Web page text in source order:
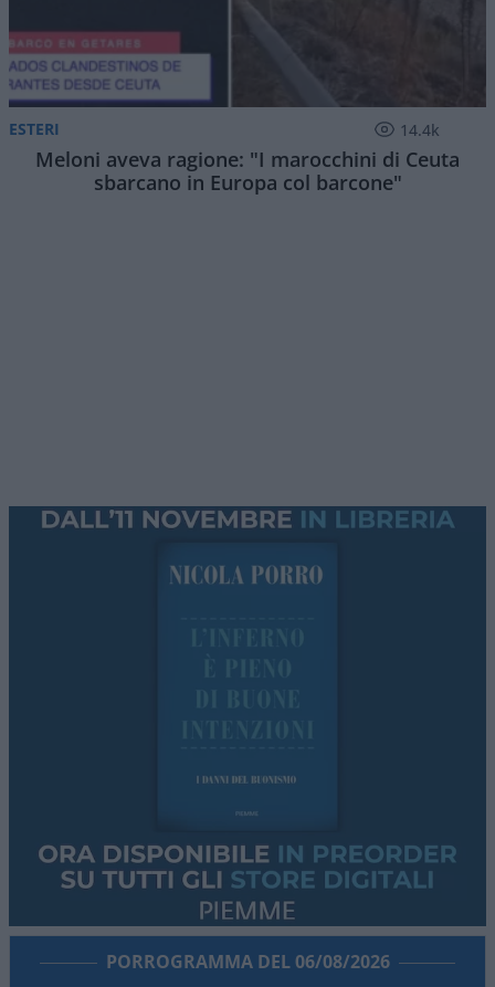
ESTERI 14.4k
Meloni aveva ragione: "I marocchini di Ceuta
sbarcano in Europa col barcone"
PORROGRAMMA DEL 06/08/2026